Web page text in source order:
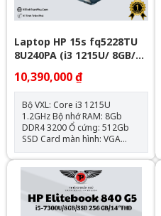
Laptop HP 15s fq5228TU
8U240PA (i3 1215U/ 8GB/
512GB SSD/15.6 inch
FHD/Win11/ Blue)
10,390,000 ₫
Bộ VXL: Core i3 1215U
1.2GHz Bộ nhớ RAM: 8Gb
DDR4 3200 Ổ cứng: 512Gb
SSD Card màn hình: VGA
onboard - Intel UHD
Graphics Kích thước màn
hình: 15.6inch Full HD Hệ điều
hành: Windows 11 Home